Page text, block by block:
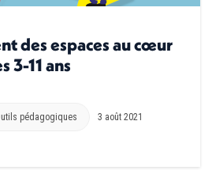
des espaces au cœur
3-11 ans
pédagogiques 3 août 2021